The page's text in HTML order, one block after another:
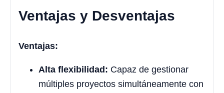
Ventajas y Desventajas
Ventajas:
Alta flexibilidad: Capaz de gestionar
múltiples proyectos simultáneamente con